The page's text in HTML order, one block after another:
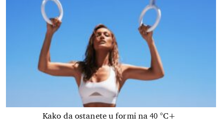
Kako da ostanete u formi na 40 °C+